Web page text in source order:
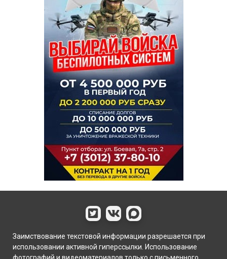
Заимствование текстовой информации разрешается при
использовании активной гиперссылки. Использование
фотографий и видеоматериалов только с письменного